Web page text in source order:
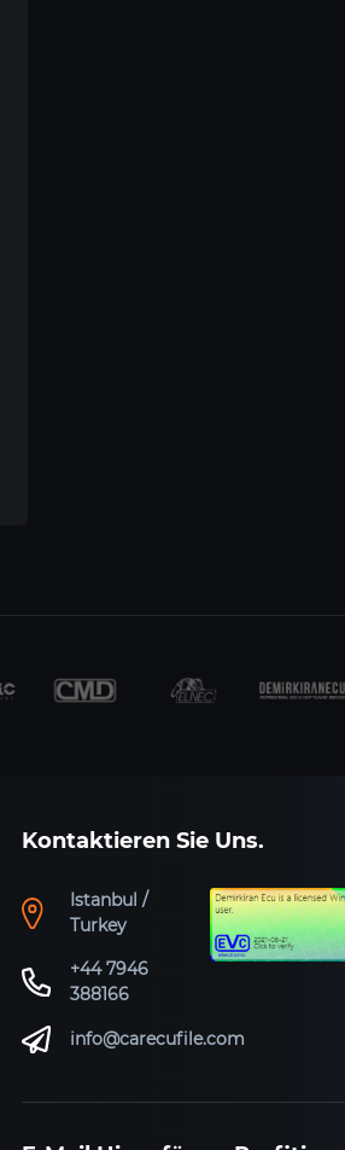
Kontaktieren Sie Uns.
Istanbul /
Turkey
+44 7946
388166
info@carecufile.com